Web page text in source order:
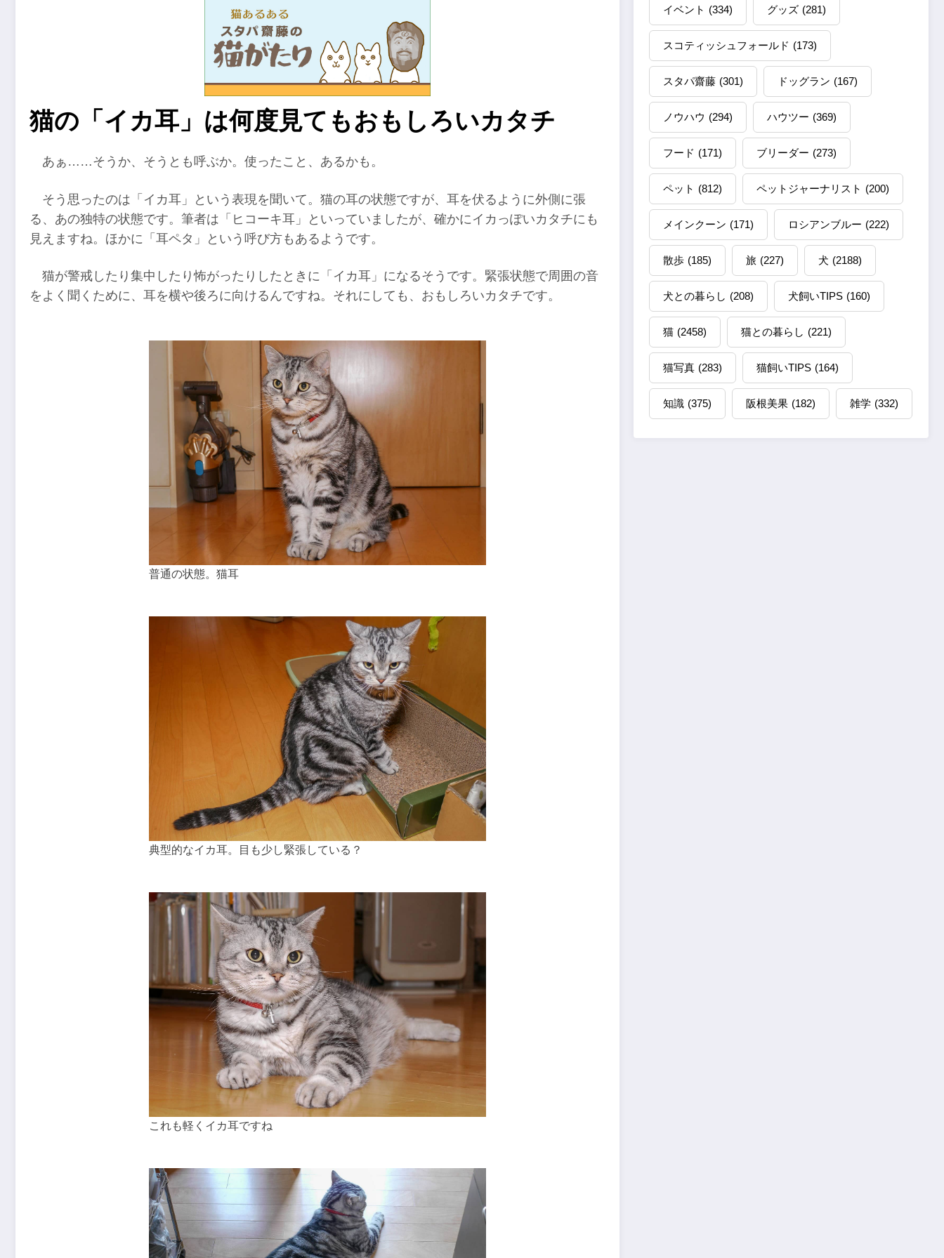
猫の「イカ耳」は何度見てもおもしろいカタチ
あぁ……そうか、そうとも呼ぶか。使ったこと、あるかも。
そう思ったのは「イカ耳」という表現を聞いて。猫の耳の状態ですが、耳を伏るように外側に張
る、あの独特の状態です。筆者は「ヒコーキ耳」といっていましたが、確かにイカっぽいカタチにも
見えますね。ほかに「耳ペタ」という呼び方もあるようです。
猫が警戒したり集中したり怖がったりしたときに「イカ耳」になるそうです。緊張状態で周囲の音
をよく聞くために、耳を横や後ろに向けるんですね。それにしても、おもしろいカタチです。
普通の状態。猫耳
典型的なイカ耳。目も少し緊張している？
これも軽くイカ耳ですね
イベント (334) グッズ (281)
スコティッシュフォールド (173)
スタパ齋藤 (301) ドッグラン (167)
ノウハウ (294) ハウツー (369)
フード (171) ブリーダー (273)
ペット (812) ペットジャーナリスト (200)
メインクーン (171) ロシアンブルー (222)
散歩 (185) 旅 (227) 犬 (2188)
犬との暮らし (208) 犬飼いTIPS (160)
猫 (2458) 猫との暮らし (221)
猫写真 (283) 猫飼いTIPS (164)
知識 (375) 阪根美果 (182) 雑学 (332)